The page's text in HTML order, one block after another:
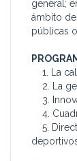
general;
ámbito
públicas
1. La
2. La
3.
4.
5.